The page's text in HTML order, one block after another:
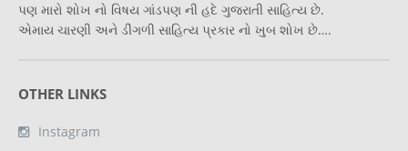
પણ મારો શોખ નો વિષય ગાંડપણ ની હદે ગુજરાતી સાહિત્ય છે.
એમાય ચારણી અને ડીંગળી સાહિત્ય પ્રકાર નો ખુબ શોખ છે….
OTHER LINKS
Instagram